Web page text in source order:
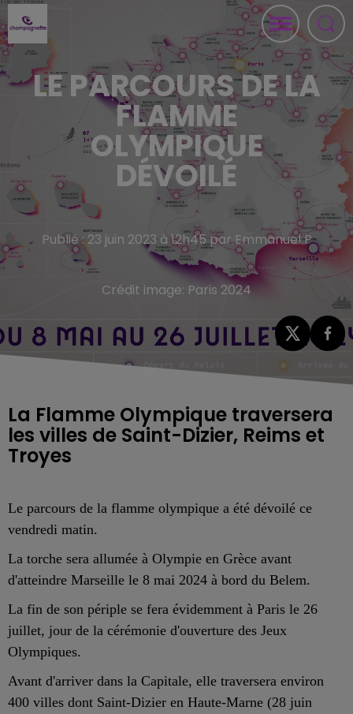
LE PARCOURS DE LA
FLAMME
OLYMPIQUE
DÉVOILÉ
Publié : 23 juin 2023 à 12h45 par Emmanuel P
Crédit image: Paris 2024
La Flamme Olympique traversera
les villes de Saint-Dizier, Reims et
Troyes
Le parcours de la flamme olympique a été dévoilé ce
vendredi matin.
La torche sera allumée à Olympie en Grèce avant
d'atteindre Marseille le 8 mai 2024 à bord du Belem.
La fin de son périple se fera évidemment à Paris le 26
juillet, jour de la cérémonie d'ouverture des Jeux
Olympiques.
Avant d'arriver dans la Capitale, elle traversera environ
400 villes dont Saint-Dizier en Haute-Marne (28 juin